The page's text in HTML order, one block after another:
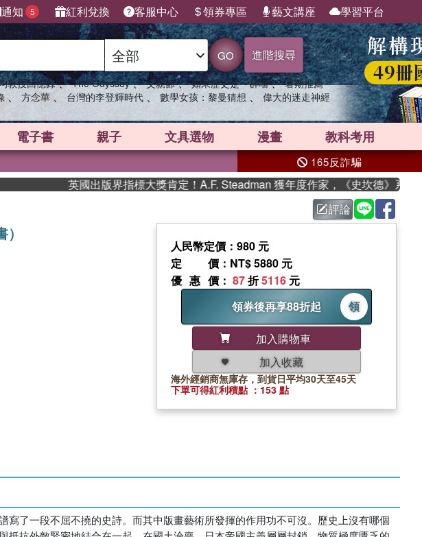
通知 5 紅利兌換 客服中心 領券專區 藝文講座 學習平台
GO 進階搜尋
教授回憶錄 、 The Odyssey 、 父親節 、 如果歷史是一群喵 、 暑期推薦
、 方念華 、 台灣的李登輝時代 、 數學女孩：黎曼猜想 、 偉大的迷走神經
電子書 親子 文具選物 漫畫 教科考用
165反詐騙
英國出版界指標大獎肯定！A.F. Steadman 獲年度作家，《史坎德》系列帶你
評論
人民幣定價：980 元
定價 ：NT$ 5880 元
優惠價 ： 87折5116 元
領券後再享88折起
領
加入購物車
加入收藏
海外經銷商無庫存，到貨日平均30天至45天
下單可得紅利積點 ：153 點
了一段不屈不撓的史詩。而其中版畫藝術所發揮的作用功不可沒。歷史上沒有哪個